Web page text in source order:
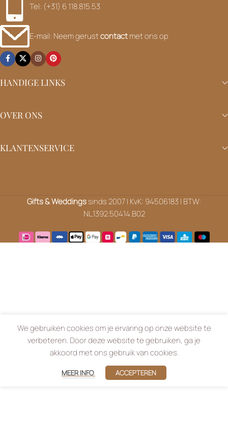
Tel: (+31) 6 118.815.53
E-mail: Neem gerustcontactmet ons op
HANDIGE LINKS
OVER ONS
KLANTENSERVICE
Gifts & Weddingssinds 2007 | KvK: 94506183 | BTW:
NL.1392.50414.B02
We gebruiken cookies om je ervaring op onze website te
verbeteren. Door deze website te gebruiken, ga je
akkoord met ons gebruik van cookies.
MEER INFO ACCEPTEREN